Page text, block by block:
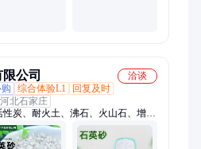
公司
洽谈
综合体验L1
回复及时
河北石家庄
炭、耐火土、沸石、火山石、增碳
藻土、高纯石英砂、椰壳活性炭、
石颗粒、火山石颗粒、工业硅藻